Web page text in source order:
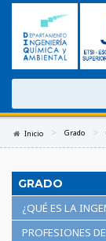
Inicio > Grado >
GRADO
¿QUÉ ES LA
PROFESIONES